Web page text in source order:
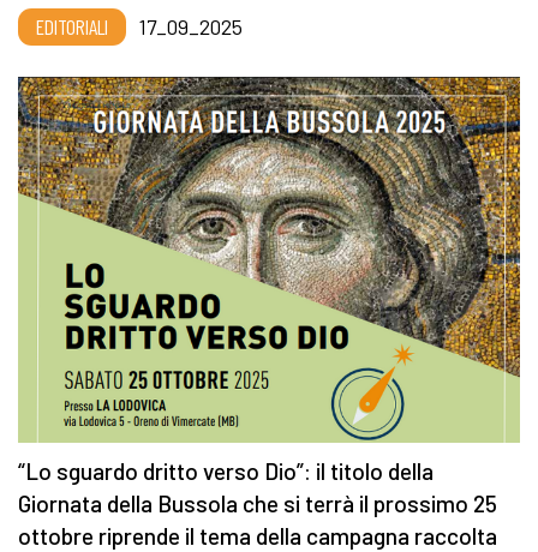
EDITORIALI 17_09_2025
“Lo sguardo dritto verso Dio”: il titolo della
Giornata della Bussola che si terrà il prossimo 25
ottobre riprende il tema della campagna raccolta